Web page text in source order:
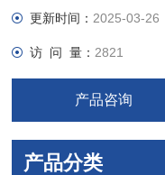
更新时间： 2025-03-26
访 问 量： 2821
产品咨询
产品分类